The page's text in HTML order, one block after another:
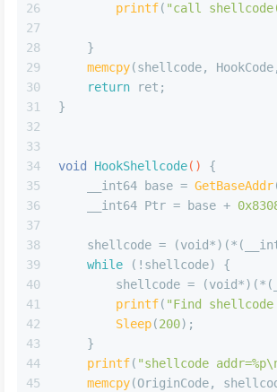
26
27
28
29
30
31
32
33
34
35
36
37
38
39
40
41
42
43
44
45
printf( "call
    }
memcpy(shellcode,
return ret;
}
void HookShellcode()
{
    __int64 base =
GetBaseAddr
    __int64 Ptr = base +
    shellcode = (
void
while (!shellcode) {
        shellcode = (
void
printf( "Find
Sleep(200);
    }
printf( "shellcode
memcpy(OriginCode,